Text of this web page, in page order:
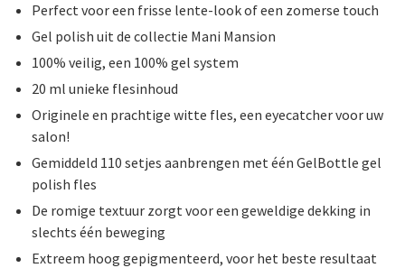
Perfect voor een frisse lente-look of een zomerse touch
Gel polish uit de collectie Mani Mansion
100% veilig, een 100% gel system
20 ml unieke flesinhoud
Originele en prachtige witte fles, een eyecatcher voor uw
salon!
Gemiddeld 110 setjes aanbrengen met één GelBottle gel
polish fles
De romige textuur zorgt voor een geweldige dekking in
slechts één beweging
Extreem hoog gepigmenteerd, voor het beste resultaat